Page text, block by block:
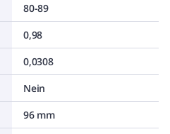
80-89
0,98
0,0308
Nein
96 mm